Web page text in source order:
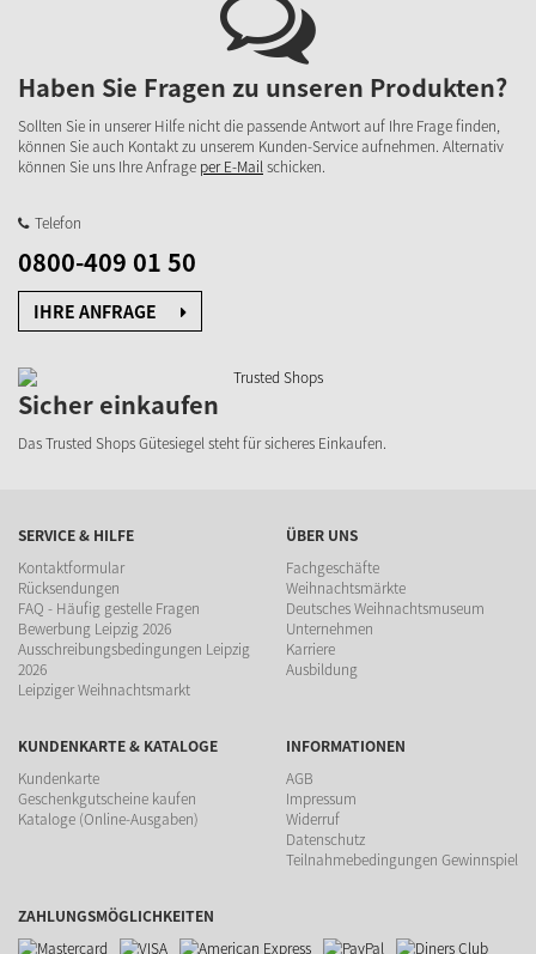
Haben Sie Fragen zu unseren Produkten?
Sollten Sie in unserer Hilfe nicht die passende Antwort auf Ihre Frage finden,
können Sie auch Kontakt zu unserem Kunden-Service aufnehmen. Alternativ
können Sie uns Ihre Anfrage per E-Mailschicken.
Telefon
0800-409 01 50
IHRE ANFRAGE
Sicher einkaufen
Das Trusted Shops Gütesiegel steht für sicheres Einkaufen.
SERVICE & HILFE
Kontaktformular
Rücksendungen
FAQ - Häufig gestelle Fragen
Bewerbung Leipzig 2026
Ausschreibungsbedingungen Leipzig
2026
Leipziger Weihnachtsmarkt
ÜBER UNS
Fachgeschäfte
Weihnachtsmärkte
Deutsches Weihnachtsmuseum
Unternehmen
Karriere
Ausbildung
KUNDENKARTE & KATALOGE
Kundenkarte
Geschenkgutscheine kaufen
Kataloge (Online-Ausgaben)
INFORMATIONEN
AGB
Impressum
Widerruf
Datenschutz
Teilnahmebedingungen Gewinnspiel
ZAHLUNGSMÖGLICHKEITEN